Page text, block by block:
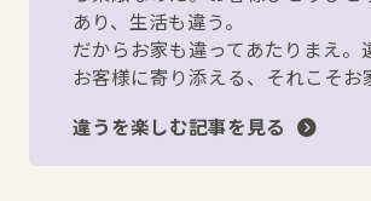
あり、生活も違う。
だからお家も違ってあたりまえ。
お客様に寄り添える、それこそお
違うを楽しむ記事を見る